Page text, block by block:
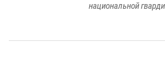
национальной